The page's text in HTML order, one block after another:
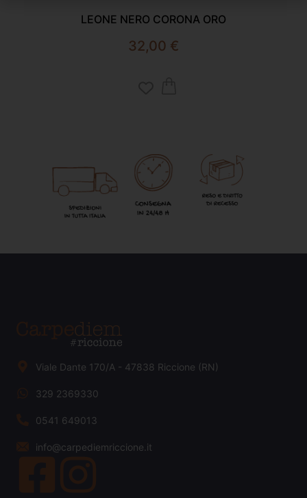
LEONE NERO CORONA ORO
32,00 €
Viale Dante 170/A - 47838 Riccione (RN)
329 2369330
0541 649013
info@carpediemriccione.it